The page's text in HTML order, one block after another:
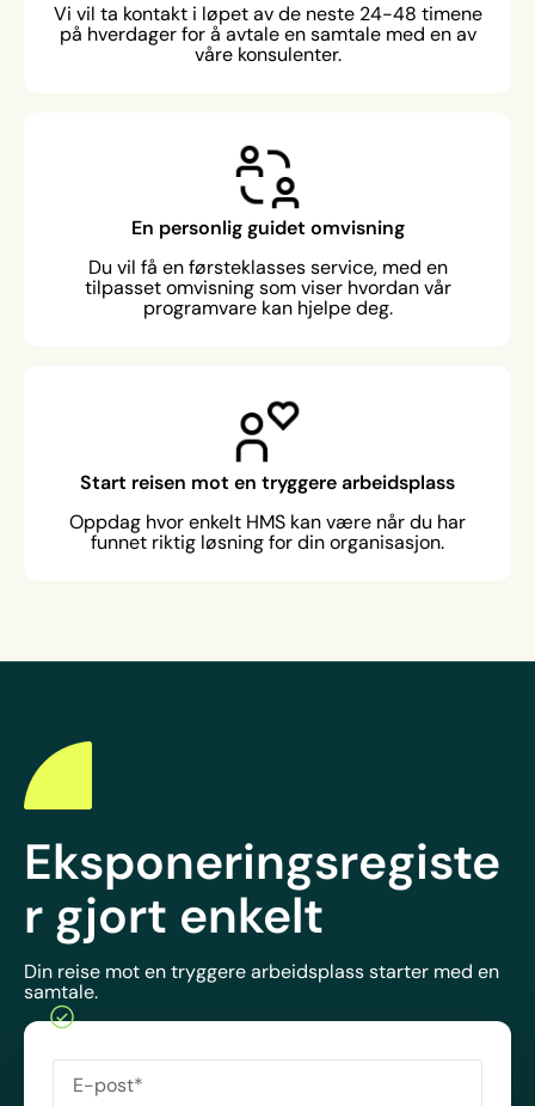
Vi vil ta kontakt i løpet av de neste 24-48 timene
på hverdager for å avtale en samtale med en av
våre konsulenter.
En personlig guidet omvisning
Du vil få en førsteklasses service, med en
tilpasset omvisning som viser hvordan vår
programvare kan hjelpe deg.
Start reisen mot en tryggere arbeidsplass
Oppdag hvor enkelt HMS kan være når du har
funnet riktig løsning for din organisasjon.
Eksponeringsregiste
r gjort enkelt
Din reise mot en tryggere arbeidsplass starter med en
samtale.